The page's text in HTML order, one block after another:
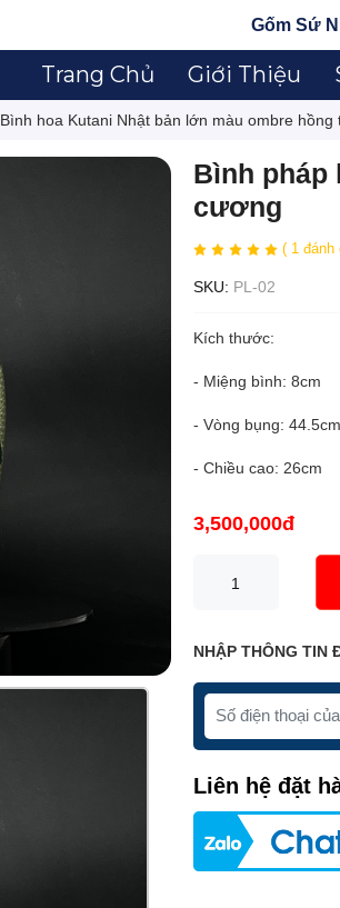
Gốm Sứ
Trang Chủ Giới Thiệu
Bình hoa Kutani Nhật bản lớn màu ombre hồng
Bình pháp
cương
( 1 đánh
SKU: PL-02
Kích thước:
- Miệng bình: 8cm
- Vòng bụng: 44.5cm
- Chiều cao: 26cm
3,500,000đ
NHẬP THÔNG TIN
Liên hệ đặt